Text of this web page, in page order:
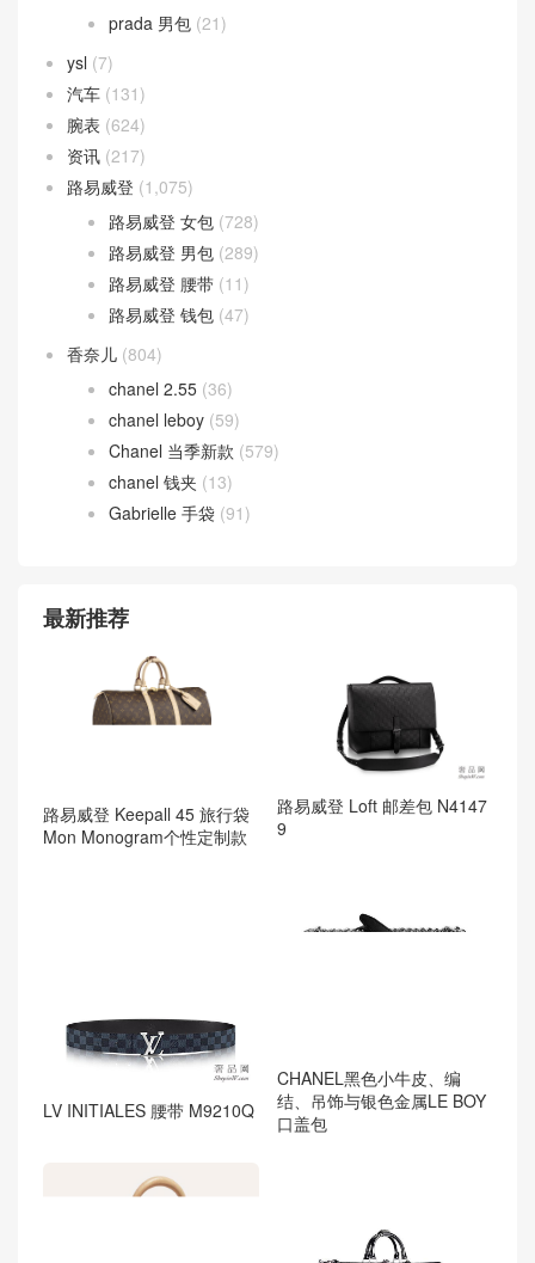
prada 男包 (21)
ysl (7)
汽车 (131)
腕表 (624)
资讯 (217)
路易威登 (1,075)
路易威登 女包 (728)
路易威登 男包 (289)
路易威登 腰带 (11)
路易威登 钱包 (47)
香奈儿 (804)
chanel 2.55 (36)
chanel leboy (59)
Chanel 当季新款 (579)
chanel 钱夹 (13)
Gabrielle 手袋 (91)
最新推荐
路易威登 Keepall 45 旅行袋
Mon Monogram个性定制款
路易威登 Loft 邮差包 N4147
9
LV INITIALES 腰带 M9210Q
CHANEL黑色小牛皮、编
结、吊饰与银色金属LE BOY
口盖包